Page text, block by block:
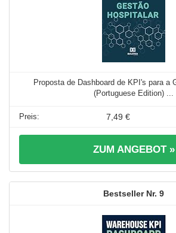
Proposta de Dashboard de KPI's para a
(Portuguese Edition) ...
7,49 €
ZUM ANGEBOT »
9